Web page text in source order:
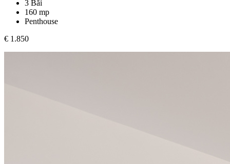
3 Băi
160 mp
Penthouse
€ 1.850